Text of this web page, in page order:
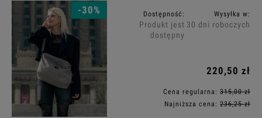
-30% Dostępność:
Produkt jest
dostępny
Wysyłka w:
30 dni roboczych
220,50 zł
Cena regularna: 315,00 zł
Najniższa cena: 236,25 zł